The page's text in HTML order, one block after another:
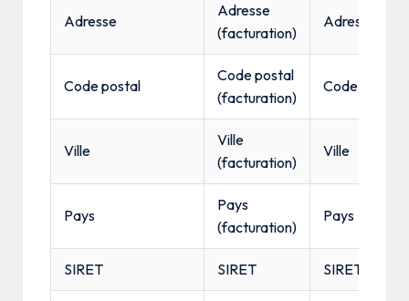
Adresse
Adresse
(facturation)
Adresse
Code postal
Code postal
(facturation)
Code postal
Ville
Ville
(facturation)
Ville
Pays
Pays
(facturation)
Pays
SIRET SIRET SIRET